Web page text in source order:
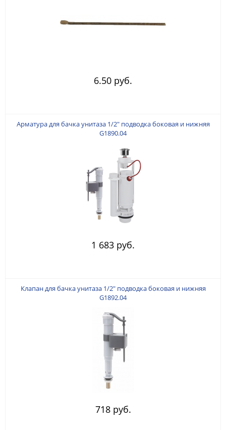
6.50 руб.
Арматура для бачка унитаза 1/2" подводка боковая и нижняя
G1890.04
1 683 руб.
Клапан для бачка унитаза 1/2" подводка боковая и нижняя
G1892.04
718 руб.